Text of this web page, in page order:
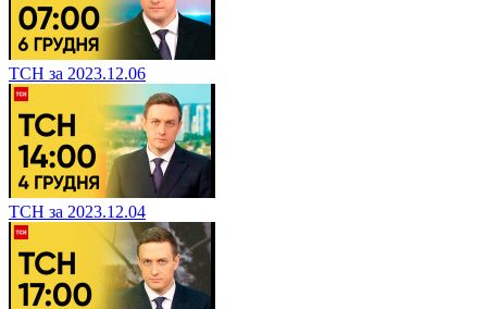
ТСН за 2023.12.06
ТСН за 2023.12.04